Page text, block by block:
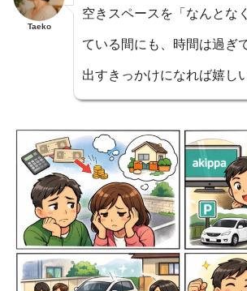
Taeko
空きスペースを「なんとな
ている間にも、時間は過ぎ
出すきっかけになれば嬉し